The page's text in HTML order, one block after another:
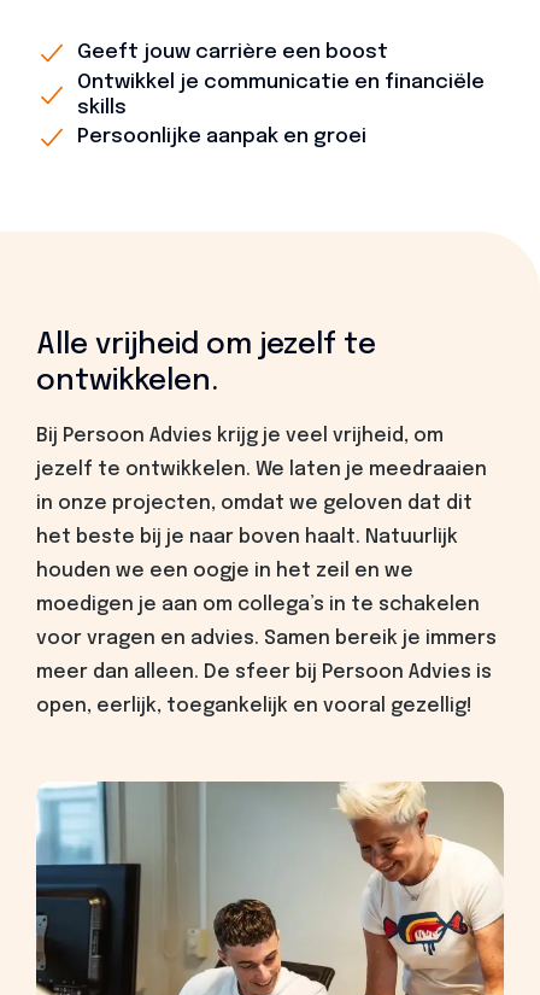
Geeft jouw carrière een boost
Ontwikkel je communicatie en financiële
skills
Persoonlijke aanpak en groei
Alle vrijheid om jezelf te
ontwikkelen.
Bij Persoon Advies krijg je veel vrijheid, om
jezelf te ontwikkelen. We laten je meedraaien
in onze projecten, omdat we geloven dat dit
het beste bij je naar boven haalt. Natuurlijk
houden we een oogje in het zeil en we
moedigen je aan om collega’s in te schakelen
voor vragen en advies. Samen bereik je immers
meer dan alleen. De sfeer bij Persoon Advies is
open, eerlijk, toegankelijk en vooral gezellig!